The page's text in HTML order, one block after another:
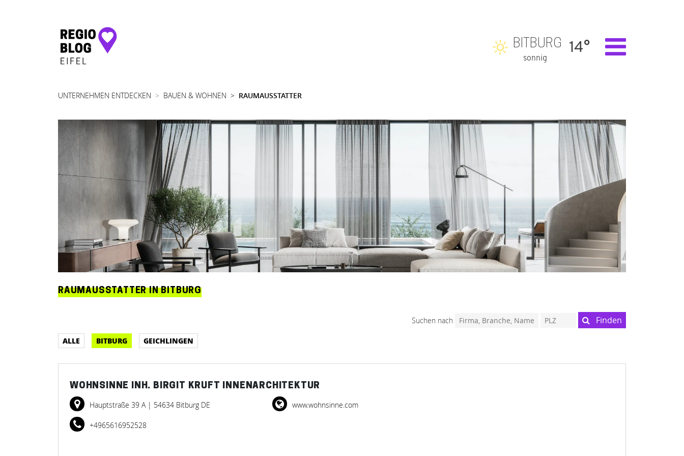
Hauptnavigation
BITBURG
sonnig
14°
UNTERNEHMEN ENTDECKEN BAUEN & WOHNEN RAUMAUSSTATTER
RAUMAUSSTATTER IN BITBURG
Suchen nach Finden
ALLE BITBURG GEICHLINGEN
WOHNSINNE INH. BIRGIT KRUFT INNENARCHITEKTUR
Hauptstraße 39 A | 54634 Bitburg DE
+4965616952528
www.wohnsinne.com